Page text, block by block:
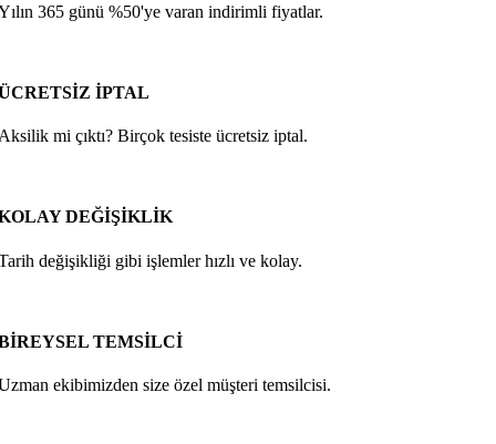
365 günü %50'ye varan indirimli fiyatlar.
İPTAL
mi çıktı? Birçok tesiste ücretsiz iptal.
DEĞİŞİKLİK
değişikliği gibi işlemler hızlı ve kolay.
TEMSİLCİ
ekibimizden size özel müşteri temsilcisi.